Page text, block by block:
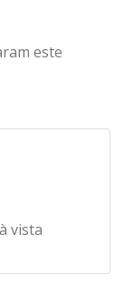
este
vista